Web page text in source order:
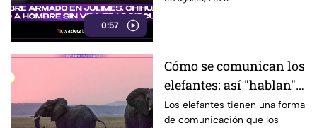
0:57
Cómo se comunican los
elefantes: así "hablan"
entre ellos
Los elefantes tienen una forma
de comunicación que los